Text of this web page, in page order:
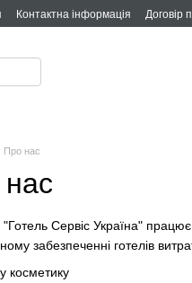
Контактна інформація Договір
Про нас
Сервіс Україна"
забезпеченні готелів
косметику